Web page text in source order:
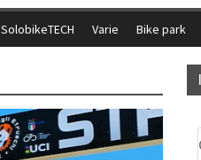
SolobikeTECH Varie Bike park